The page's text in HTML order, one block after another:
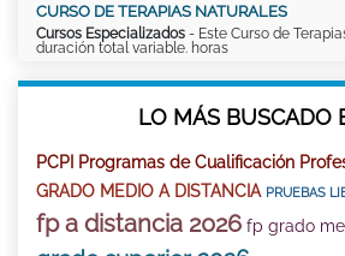
CURSO DE TERAPIAS NATURALES
Cursos Especializados - Este Curso de
duración total variable. horas
LO MÁS BUSCADO
PCPI Programas de Cualificación
GRADO MEDIO A DISTANCIA PRUEBAS
fp a distancia 2026 fp grado